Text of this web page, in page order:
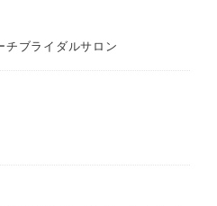
チブライダルサロン